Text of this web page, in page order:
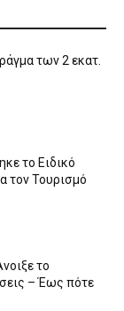
των 2 εκατ.
το Ειδικό
τον Τουρισμό
το
– Έως πότε